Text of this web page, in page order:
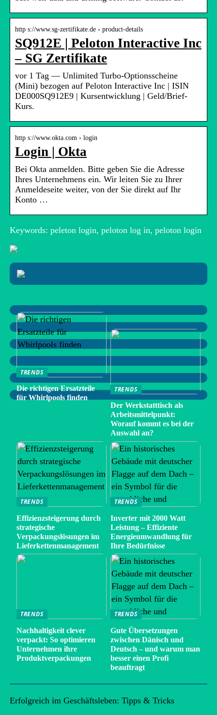
http s://www.sg-zertifikate.de › product-details
SQ912E | Peloton Interactive Inc
– SG Zertifikate
vor 1 Tag — Unlimited Turbo-Optionsscheine
(Mini) bezogen auf Peloton Interactive Inc | ISIN
DE000SQ912E9 | Kursentwicklung | Geld/Brief-
Kurs.
http s://www.okta.com › login
Login | Okta
Bei Okta anmelden. Bitte geben Sie die Adresse
Ihres Unternehmens ein. Wir leiten Sie zu Ihrer
Anmeldeseite weiter, von der Sie direkt auf Ihr
Konto …
Keywords: peleton login, peloton log in, peloton login
TRENDS
Die richtigen Ersatzteile
für Whirlpools finden
TRENDS
Der Werkstatttisch als
Arbeitsmittelpunkt:
Worauf kommt es bei der
Auswahl an?
TRENDS
Effizienzsteigerung durch
strategische
Verpackungslösungen im
Lieferkettenmanagement
TRENDS
Inverter mit 2000 Watt
Leistung – Effiziente
Energieumwandlung für
Ihre Bedürfnisse
TRENDS
Nachhaltigkeit clever
verpackt: So optimieren
Unternehmen ihre
Produktverpackungen
TRENDS
Gute Übersetzungen
zwischen Dänisch und
Deutsch – und warum man
besser einen Profi
beauftragt
Erfolgreich im Geschäftsleben: Tipps & Tricks